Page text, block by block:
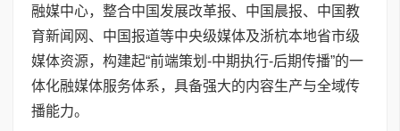
融媒中心，整合中国发展改革报、中国晨报、中国教
育新闻网、中国报道等中央级媒体及浙杭本地省市级
媒体资源，构建起“前端策划-中期执行-后期传播”的一
体化融媒体服务体系，具备强大的内容生产与全域传
播能力。